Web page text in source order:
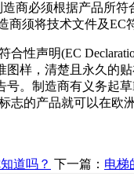
商必须根据产品所
须将技术文件及EC
合性声明(EC
样，清楚且永久的
。制造商有义务起
志的产品就可以在欧
道吗？ 下一篇： 电梯